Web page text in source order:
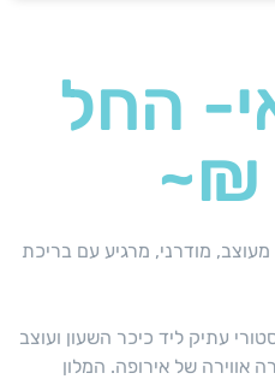
החל
מודרני, מרגיע עם בריכת
עתיק ליד כיכר השעון ועוצב
אווירה של אירופה. המלון